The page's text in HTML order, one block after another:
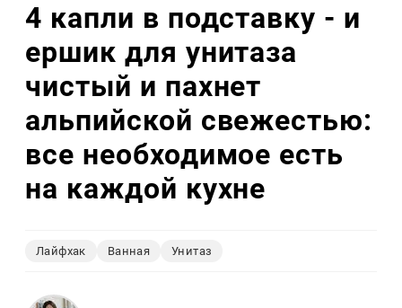
4 капли в подставку - и
ершик для унитаза
чистый и пахнет
альпийской свежестью:
все необходимое есть
на каждой кухне
Лайфхак Ванная Унитаз